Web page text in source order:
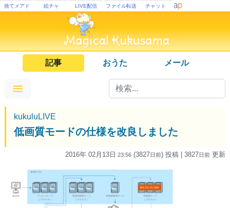
捨てメアド 絵チャ LIVE配信 ファイル転送 チャット
記事 おうた メール
kukuluLIVE
低画質モードの仕様を改良しました
2016年 02月13日 23:56 (3827日前) 投稿 | 3827日前 更新